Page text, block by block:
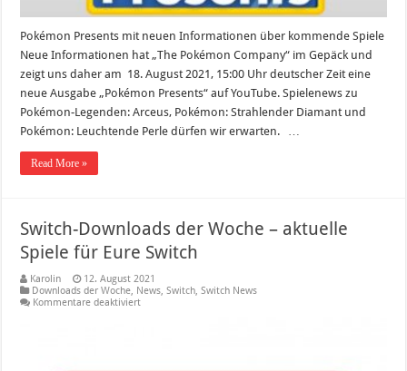
Pokémon Presents mit neuen Informationen über kommende Spiele
Neue Informationen hat „The Pokémon Company“ im Gepäck und
zeigt uns daher am 18. August 2021, 15:00 Uhr deutscher Zeit eine
neue Ausgabe „Pokémon Presents“ auf YouTube. Spielenews zu
Pokémon-Legenden: Arceus, Pokémon: Strahlender Diamant und
Pokémon: Leuchtende Perle dürfen wir erwarten. …
Read More »
Switch-Downloads der Woche – aktuelle
Spiele für Eure Switch
Karolin
12. August 2021
Downloads der Woche, News,Switch,Switch News
Kommentare deaktiviertfür